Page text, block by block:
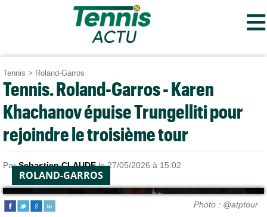
≡
Tennis > Roland-Garros
Tennis. Roland-Garros - Karen
Khachanov épuise Trungelliti pour
rejoindre le troisième tour
ParSebastien CLAUDEle 27/05/2026 à 15:02
ROLAND-GARROS
Photo : @atptour